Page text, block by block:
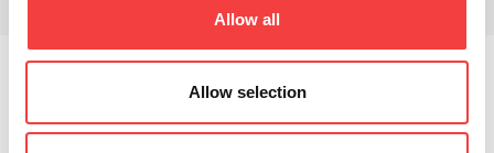
Allow all
Allow selection
Downloads
dal dispositivo TK100UN e dalla chiave meccanica
TRY22P.